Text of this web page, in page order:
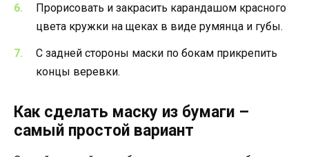
Прорисовать и закрасить карандашом красного
цвета кружки на щеках в виде румянца и губы.
С задней стороны маски по бокам прикрепить
концы веревки.
Как сделать маску из бумаги –
самый простой вариант